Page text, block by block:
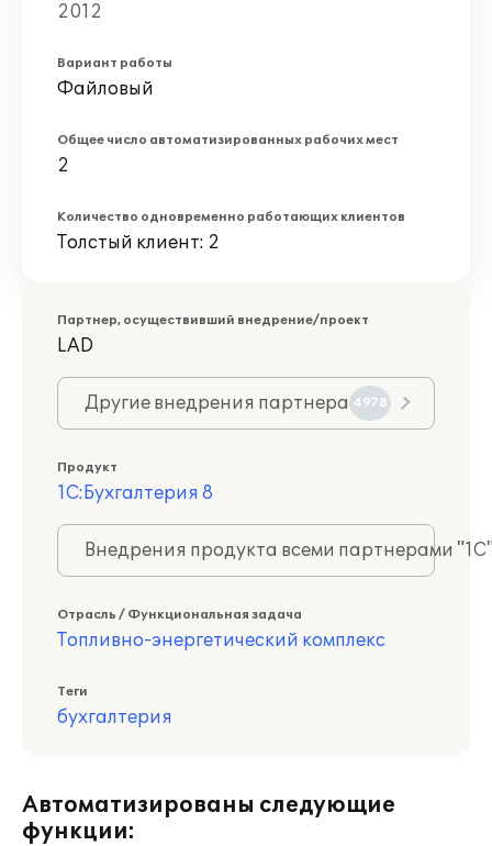
2012
Вариант работы
Файловый
Общее число автоматизированных рабочих мест
2
Количество одновременно работающих клиентов
Толстый клиент: 2
Партнер, осуществивший внедрение/проект
LAD
Другие внедрения партнера 4978
Продукт
1С:Бухгалтерия 8
Внедрения продукта всеми партнерами
Отрасль / Функциональная задача
Топливно-энергетический комплекс
Теги
бухгалтерия
Автоматизированы следующие
функции: